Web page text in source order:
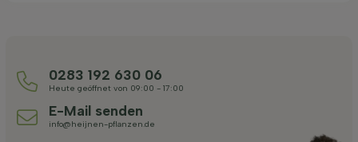
0283 192 630 06
Heute geöffnet von 09:00 - 17:00
E-Mail senden
info@heijnen-pflanzen.de